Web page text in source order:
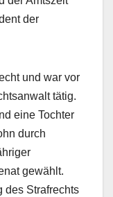
der
und war vor
tätig.
eine Tochter
durch
gewählt.
des Strafrechts